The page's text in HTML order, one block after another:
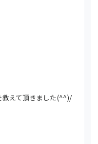
教えて頂きました(^^)/